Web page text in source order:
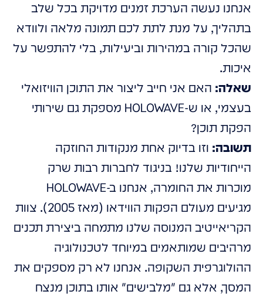
אנחנו נעשה הערכת זמנים מדויקת בכל שלב
בתהליך, על מנת לתת לכם תמונה מלאה ולוודא
שהכל קורה במהירות וביעילות, בלי להתפשר על
איכות.
שאלה: האם אני חייב ליצור את התוכן הוויזואלי
בעצמי, או ש-HOLOWAVE מספקת גם שירותי
הפקת תוכן?
תשובה: וזו בדיוק אחת מנקודות החוזקה
הייחודיות שלנו! בניגוד לחברות רבות שרק
מוכרות את החומרה, אנחנו ב-HOLOWAVE
מגיעים מעולם הפקות הווידאו (מאז 2005). צוות
הקריאייטיב המנוסה שלנו מתמחה ביצירת תכנים
מרהיבים שמותאמים במיוחד לטכנולוגיה
ההולוגרפית השקופה. אנחנו לא רק מספקים את
המסך, אלא גם "מלבישים" אותו בתוכן מנצח